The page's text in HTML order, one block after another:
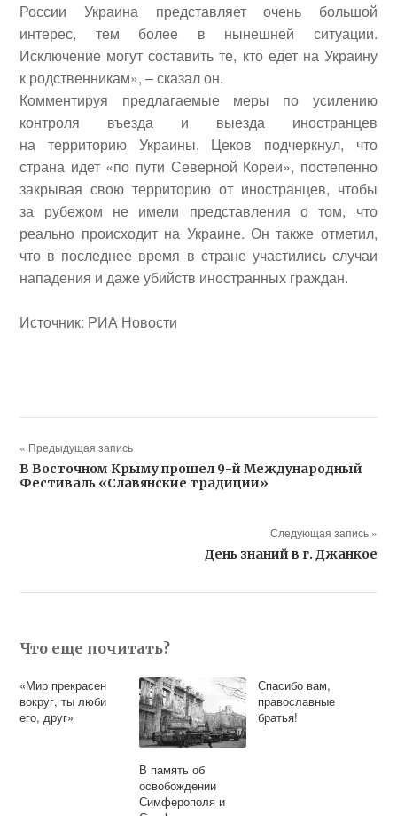
России Украина представляет очень большой
интерес, тем более в нынешней ситуации.
Исключение могут составить те, кто едет на Украину
к родственникам», – сказал он.
Комментируя предлагаемые меры по усилению
контроля въезда и выезда иностранцев
на территорию Украины, Цеков подчеркнул, что
страна идет «по пути Северной Кореи», постепенно
закрывая свою территорию от иностранцев, чтобы
за рубежом не имели представления о том, что
реально происходит на Украине. Он также отметил,
что в последнее время в стране участились случаи
нападения и даже убийств иностранных граждан.
Источник: РИА Новости
« Предыдущая запись
В Восточном Крыму прошел 9-й Международный
Фестиваль «Славянские традиции»
Следующая запись »
День знаний в г. Джанкое
Что еще почитать?
«Мир прекрасен
вокруг, ты люби
его, друг»
В память об
освобождении
Симферополя и
Спасибо вам,
православные
братья!